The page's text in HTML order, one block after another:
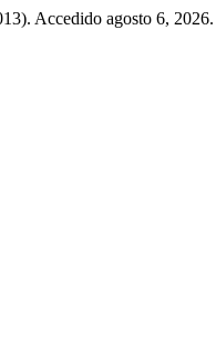
Accedido agosto 6,